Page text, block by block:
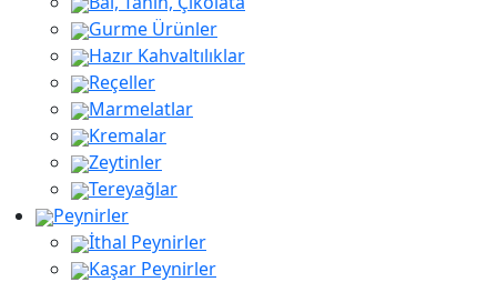
Gurme Ürünler
Hazır Kahvaltılıklar
Reçeller
Marmelatlar
Kremalar
Zeytinler
Tereyağlar
Peynirler
İthal Peynirler
Kaşar Peynirler